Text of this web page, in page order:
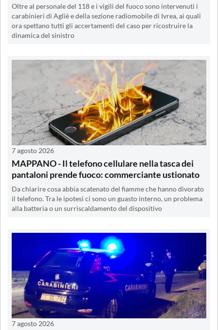
Oltre al personale del 118 e i vigili del fuoco sono intervenuti i
carabinieri di Agliè e della sezione radiomobile di Ivrea, ai quali
ora spettano tutti gli accertamenti del caso per ricostruire la
dinamica del sinistro
7 agosto 2026
MAPPANO - Il telefono cellulare nella tasca dei
pantaloni prende fuoco: commerciante ustionato
Da chiarire cosa abbia scatenato del fiamme che hanno divorato
il telefono. Tra le ipotesi ci sono un guasto interno, un problema
alla batteria o un surriscaldamento del dispositivo
7 agosto 2026